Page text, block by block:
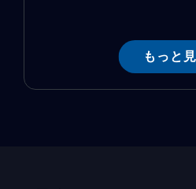
もっと